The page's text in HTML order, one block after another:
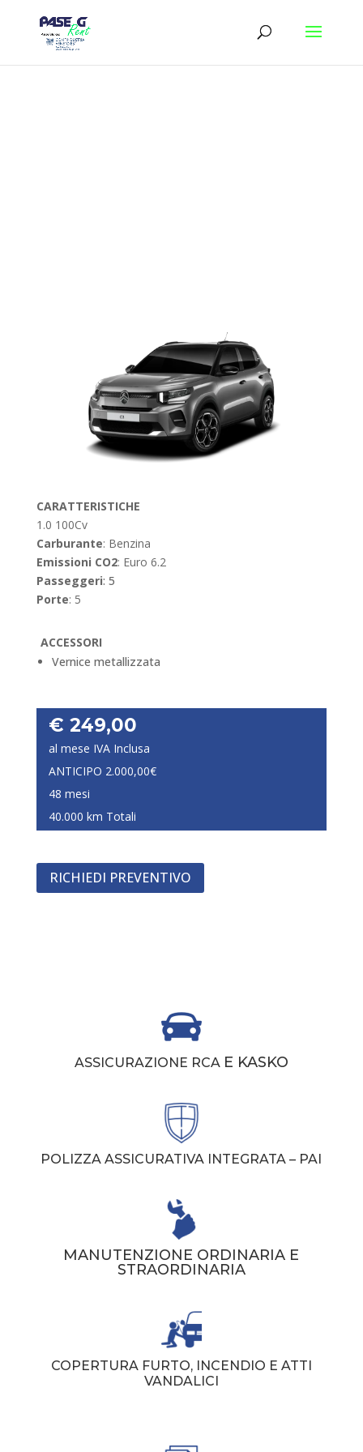
CARATTERISTICHE
1.0 100Cv
Carburante: Benzina
Emissioni CO2: Euro 6.2
Passeggeri: 5
Porte: 5
ACCESSORI
Vernice metallizzata
€ 249,00
al mese IVA Inclusa
ANTICIPO 2.000,00€
48 mesi
40.000 km Totali
RICHIEDI PREVENTIVO
ASSICURAZIONE RCA E KASKO
POLIZZA ASSICURATIVA INTEGRATA – PAI
MANUTENZIONE ORDINARIA E
STRAORDINARIA
COPERTURA FURTO, INCENDIO E ATTI
VANDALICI